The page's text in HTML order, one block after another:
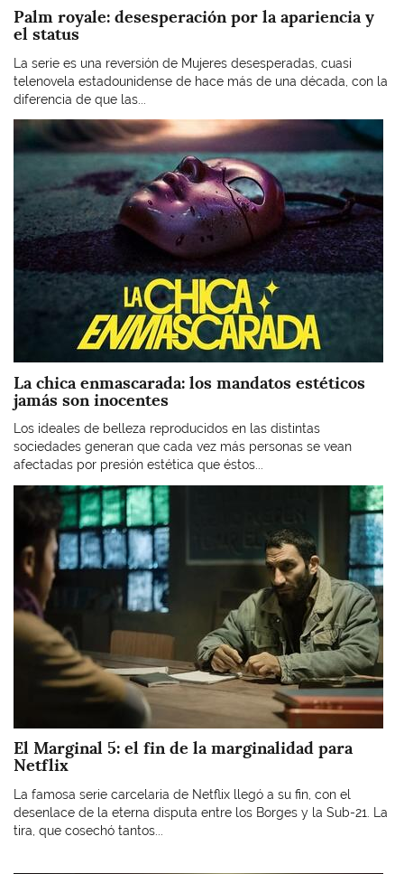
Palm royale: desesperación por la apariencia y
el status
La serie es una reversión de Mujeres desesperadas, cuasi
telenovela estadounidense de hace más de una década, con la
diferencia de que las...
Imagen
La chica enmascarada: los mandatos estéticos
jamás son inocentes
Los ideales de belleza reproducidos en las distintas
sociedades generan que cada vez más personas se vean
afectadas por presión estética que éstos...
Imagen
El Marginal 5: el fin de la marginalidad para
Netflix
La famosa serie carcelaria de Netflix llegó a su fin, con el
desenlace de la eterna disputa entre los Borges y la Sub-21. La
tira, que cosechó tantos...